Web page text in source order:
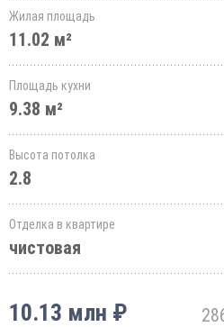
Жилая площадь
11.02 м²
Площадь кухни
9.38 м²
Высота потолка
2.8
Отделка в квартире
чистовая
10.13 млн ₽